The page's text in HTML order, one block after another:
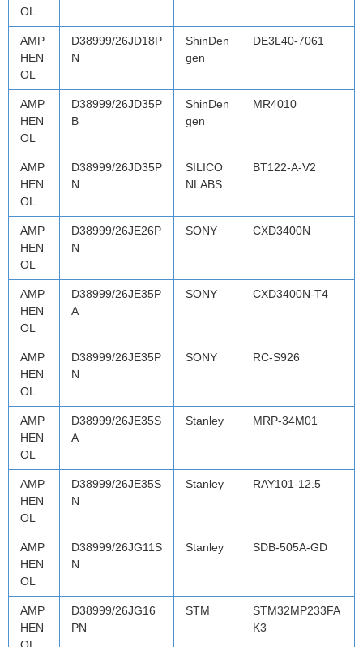
OL
AMP
HEN
OL
D38999/26JD18P
N
ShinDen
gen
DE3L40-7061
AMP
HEN
OL
D38999/26JD35P
B
ShinDen
gen
MR4010
AMP
HEN
OL
D38999/26JD35P
N
SILICO
NLABS
BT122-A-V2
AMP
HEN
OL
D38999/26JE26P
N
SONY CXD3400N
AMP
HEN
OL
D38999/26JE35P
A
SONY CXD3400N-T4
AMP
HEN
OL
D38999/26JE35P
N
SONY RC-S926
AMP
HEN
OL
D38999/26JE35S
A
Stanley MRP-34M01
AMP
HEN
OL
D38999/26JE35S
N
Stanley RAY101-12.5
AMP
HEN
OL
D38999/26JG11S
N
Stanley SDB-505A-GD
AMP
HEN
OL
D38999/26JG16
PN
STM
STM32MP233FA
K3